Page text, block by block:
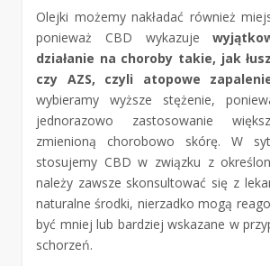
Olejki możemy nakładać również
ponieważ CBD wykazuje
działanie na choroby takie, jak
czy AZS, czyli atopowe
wybieramy wyższe stężenie,
jednorazowo zastosowanie
zmienioną chorobowo skórę. W
stosujemy CBD w związku z
należy zawsze skonsultować się z
naturalne środki, nierzadko mogą
być mniej lub bardziej wskazane w
schorzeń.